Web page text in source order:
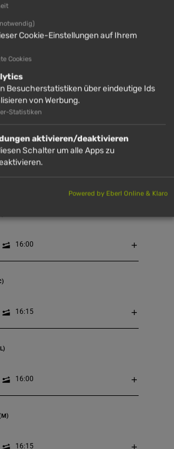
15:00
16:00
16:15
16:00
16:15
Cookie-Einstellungen auf Ihrem
Cookies
Besucherstatistiken über eindeutige Ids
von Werbung.
Statistiken
aktivieren/deaktivieren
Schalter um alle Apps zu
Powered by Eberl Online & Klaro